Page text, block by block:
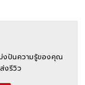
งปันความรู้ของคุณ
งรีวิว